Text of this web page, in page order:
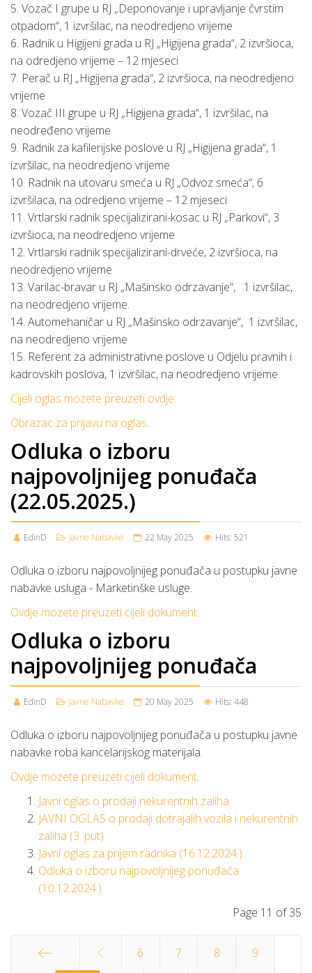
5. Vozač I grupe u RJ „Deponovanje i upravljanje čvrstim
otpadom“, 1 izvršilac, na neodredjeno vrijeme
6. Radnik u Higijeni grada u RJ „Higijena grada“, 2 izvršioca,
na odredjeno vrijeme – 12 mjeseci
7. Perač u RJ „Higijena grada“, 2 izvršioca, na neodredjeno
vrijeme
8. Vozač III grupe u RJ „Higijena grada“, 1 izvršilac, na
neodređeno vrijeme
9. Radnik za kafilerijske poslove u RJ „Higijena grada“, 1
izvršilac, na neodredjeno vrijeme
10. Radnik na utovaru smeća u RJ „Odvoz smeća“, 6
izvršilaca, na odredjeno vrijeme – 12 mjeseci
11. Vrtlarski radnik specijalizirani-kosac u RJ „Parkovi“, 3
izvršioca, na neodredjeno vrijeme
12. Vrtlarski radnik specijalizirani-drveće, 2 izvršioca, na
neodredjeno vrijeme
13. Varilac-bravar u RJ „Mašinsko odrzavanje“, 1 izvršilac,
na neodredjeno vrijeme.
14. Automehaničar u RJ „Mašinsko odrzavanje“, 1 izvršilac,
na neodredjeno vrijeme
15. Referent za administrativne poslove u Odjelu pravnih i
kadrovskih poslova, 1 izvršilac, na neodredjeno vrijeme.
Cijeli oglas mozete preuzeti ovdje.
Obrazac za prijavu na oglas.
Odluka o izboru
najpovoljnijeg ponuđača
(22.05.2025.)
EdinD Javne Nabavke 22 May 2025 Hits: 521
Odluka o izboru najpovoljnijeg ponuđača u postupku javne
nabavke usluga - Marketinške usluge.
Ovdje mozete preuzeti cijeli dokument.
Odluka o izboru
najpovoljnijeg ponuđača
EdinD Javne Nabavke 20 May 2025 Hits: 448
Odluka o izboru najpovoljnijeg ponuđača u postupku javne
nabavke roba kancelarijskog materijala.
Ovdje mozete preuzeti cijeli dokument.
Javni oglas o prodaji nekurentnih zaliha
JAVNI OGLAS o prodaji dotrajalih vozila i nekurentnih
zaliha (3. put)
Javni oglas za prijem radnika (16.12.2024.)
Odluka o izboru najpovoljnijeg ponuđača
(10.12.2024.)
Page 11 of 35
6 7 8 9